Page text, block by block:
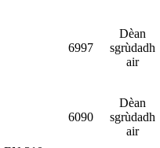
6997
Dèan
sgrùdadh
air
6090
Dèan
sgrùdadh
air